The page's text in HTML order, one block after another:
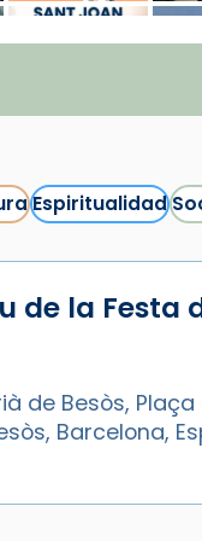
Espiritualidad
de la Festa
de Besòs, Plaça
Barcelona,